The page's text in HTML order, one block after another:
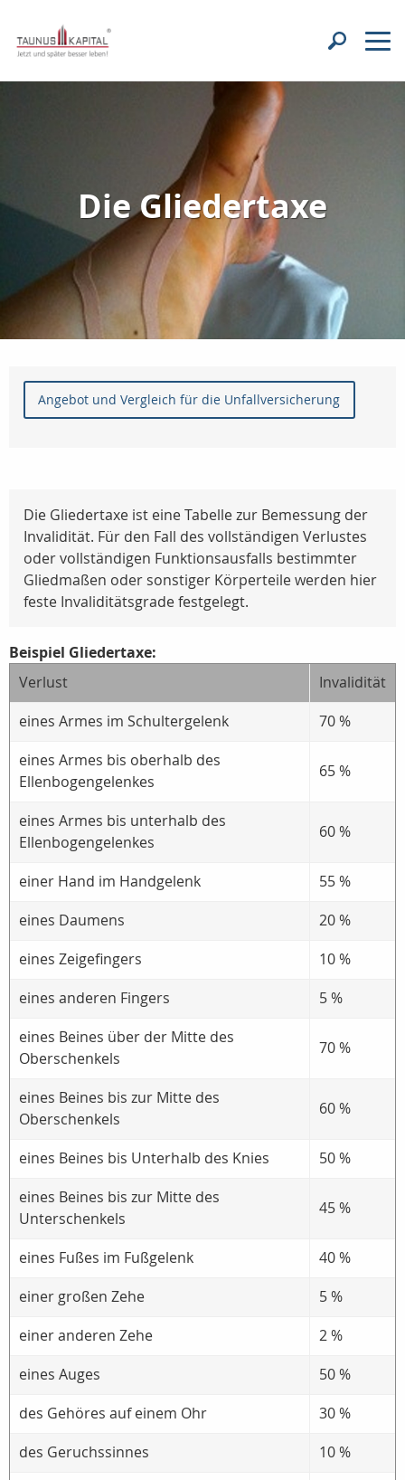
Die Gliedertaxe
Angebot und Vergleich für die Unfallversicherung
Die Gliedertaxe ist eine Tabelle zur Bemessung der
Invalidität. Für den Fall des vollständigen Verlustes
oder vollständigen Funktionsausfalls bestimmter
Gliedmaßen oder sonstiger Körperteile werden hier
feste Invaliditätsgrade festgelegt.
Beispiel Gliedertaxe:
Verlust
Invalidität
eines Armes im Schultergelenk
70 %
eines Armes bis oberhalb des
Ellenbogengelenkes
65 %
eines Armes bis unterhalb des
Ellenbogengelenkes
60 %
einer Hand im Handgelenk
55 %
eines Daumens
20 %
eines Zeigefingers
10 %
eines anderen Fingers
5 %
eines Beines über der Mitte des
Oberschenkels
70 %
eines Beines bis zur Mitte des
Oberschenkels
60 %
eines Beines bis Unterhalb des Knies
50 %
eines Beines bis zur Mitte des
Unterschenkels
45 %
eines Fußes im Fußgelenk
40 %
einer großen Zehe
5 %
einer anderen Zehe
2 %
eines Auges
50 %
des Gehöres auf einem Ohr
30 %
des Geruchssinnes
10 %